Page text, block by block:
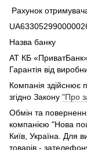
Рахунок
Назва банку
АТ КБ
Гарантія від
Компанія здійснює
згідно Закону "Про
Обмін та
компанією "Нова
Київ, Україна. Для
товарів -